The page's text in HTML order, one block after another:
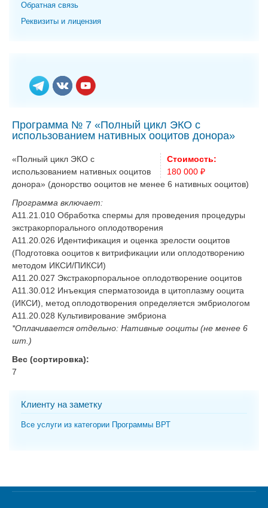
Обратная связь
Реквизиты и лицензия
Программа № 7 «Полный цикл ЭКО с
использованием нативных ооцитов донора»
Стоимость:
180 000 ₽
«Полный цикл ЭКО с
использованием нативных ооцитов
донора» (донорство ооцитов не менее 6 нативных ооцитов)
Программа включает:
A11.21.010 Обработка спермы для проведения процедуры
экстракорпорального оплодотворения
A11.20.026 Идентификация и оценка зрелости ооцитов
(Подготовка ооцитов к витрификации или оплодотворению
методом ИКСИ/ПИКСИ)
A11.20.027 Экстракорпоральное оплодотворение ооцитов
A11.30.012 Инъекция сперматозоида в цитоплазму ооцита
(ИКСИ), метод оплодотворения определяется эмбриологом
A11.20.028 Культивирование эмбриона
*Оплачивается отдельно: Нативные ооциты (не менее 6
шт.)
Вес (сортировка):
7
Клиенту на заметку
Все услуги из категории Программы ВРТ